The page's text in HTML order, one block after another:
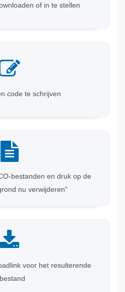
of in te stellen
code te schrijven
bestanden en druk op de
nu verwijderen"
voor het resulterende
bestand